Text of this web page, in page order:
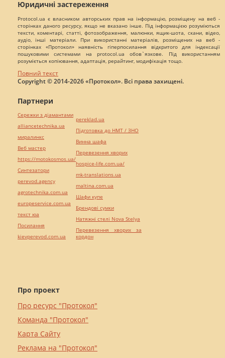
Юридичні застереження
Protocol.ua є власником авторських прав на інформацію, розміщену на веб -
сторінках даного ресурсу, якщо не вказано інше. Під інформацією розуміються
тексти, коментарі, статті, фотозображення, малюнки, ящик-шота, скани, відео,
аудіо, інші матеріали. При використанні матеріалів, розміщених на веб -
сторінках «Протокол» наявність гіперпосилання відкритого для індексації
пошуковими системами на protocol.ua обов`язкове. Під використанням
розуміється копіювання, адаптація, рерайтинг, модифікація тощо.
Повний текст
Copyright © 2014-2026 «Протокол». Всі права захищені.
Про проект
Про ресурс "Протокол"
Команда "Протокол"
Карта Сайту
Реклама на "Протокол"
Партнери
Сережки з діамантами
alliancetechnika.ua
миралинкс
Веб мастер
https://motokosmos.ua/
Синтезатори
perevod.agency
agrotechnika.com.ua
europeservice.com.ua
текст юа
Посилання
kievperevod.com.ua
pereklad.ua
Підготовка до НМТ / ЗНО
Винна шафа
Перевезення хворих
hospice-life.com.ua/
mk-translations.ua
maltina.com.ua
Шафи купе
Брендові сумки
Натяжні стелі Nova Stelya
Перевезення хворих за
кордон